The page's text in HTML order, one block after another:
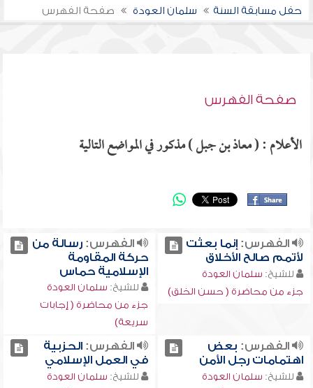
حفل مسابقة السنة
سلمان العودة صفحة الفهرس
صفحة الفهرس
الأعلام : ( معاذ بن جبل ) مذكور في المواضع التالية
الفهرس:إنما بعثت
لأتمم صالح الأخلاق
للشيخ: سلمان العودة
جزء من محاضرة ( حسن الخلق)
الفهرس:رسالة من
حركة المقاومة
الإسلامية حماس
للشيخ: سلمان العودة
جزء من محاضرة ( إجابات
سريعة)
الفهرس: بعض
اهتمامات رجل الأمن
للشيخ: سلمان العودة
الفهرس:الحزبية
في العمل الإسلامي
للشيخ: سلمان العودة